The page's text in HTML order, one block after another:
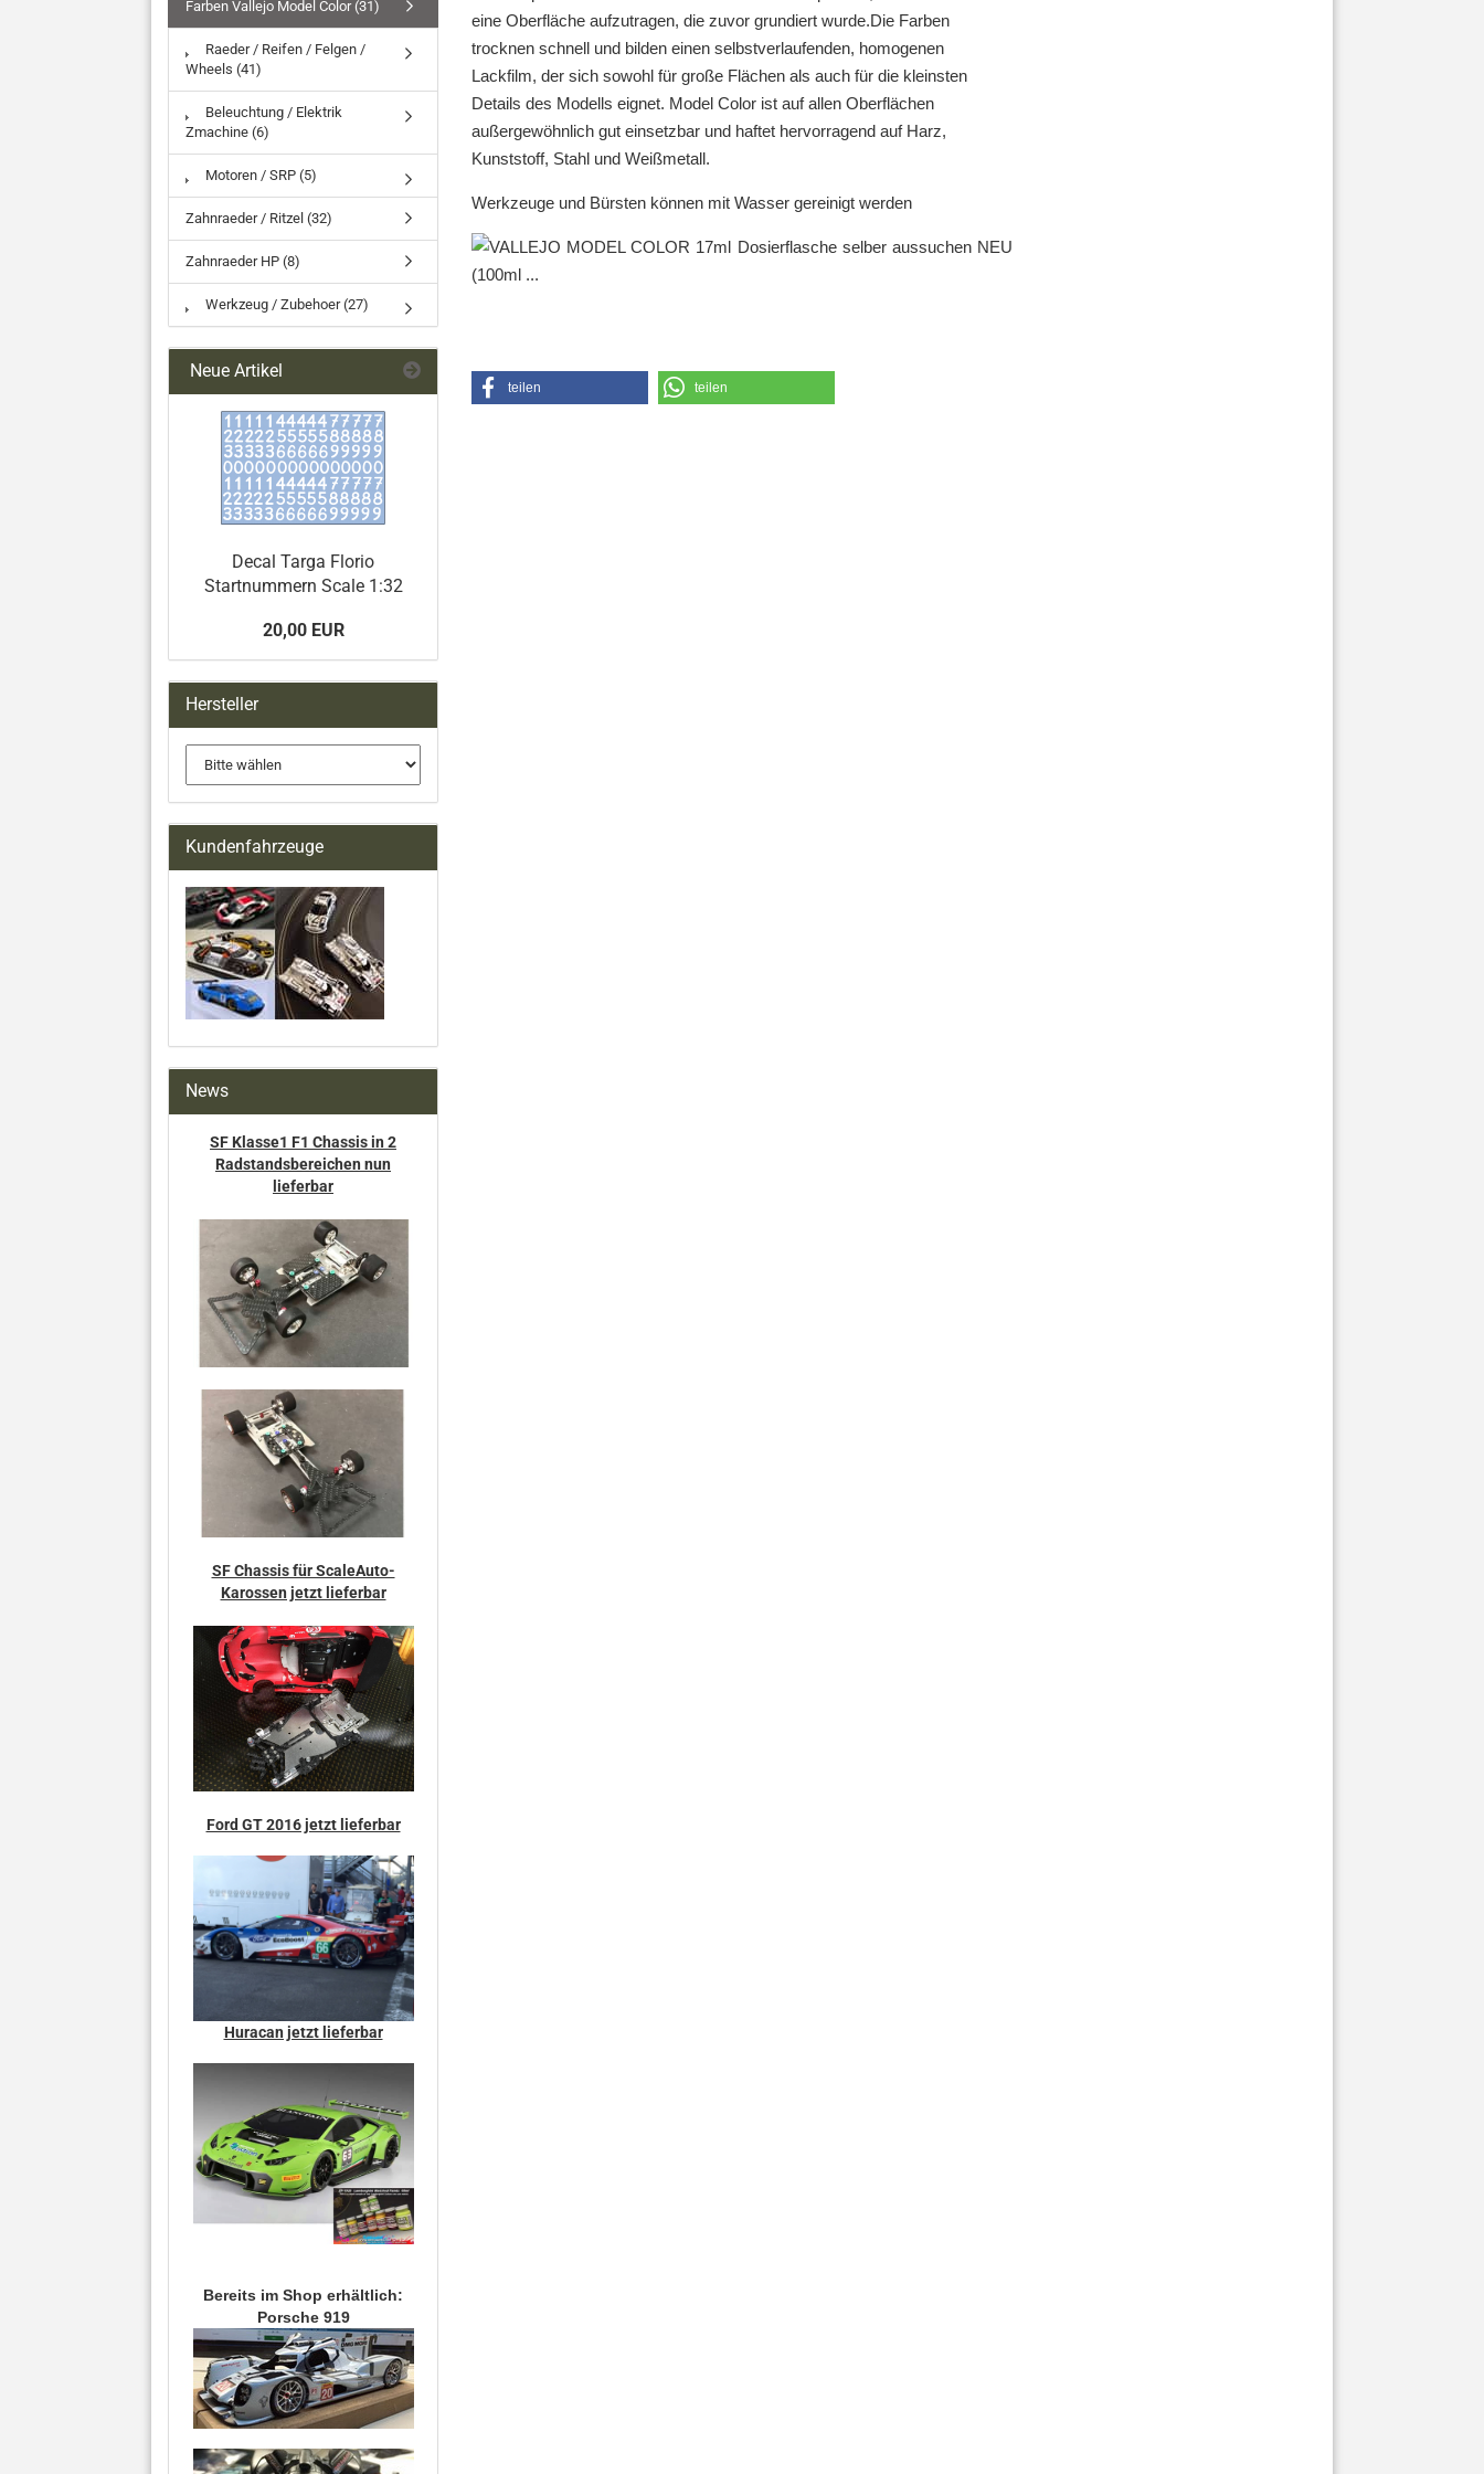
eine Oberfläche aufzutragen, die zuvor grundiert wurde.Die Farben
trocknen schnell und bilden einen selbstverlaufenden, homogenen
Lackfilm, der sich sowohl für große Flächen als auch für die kleinsten
Details des Modells eignet. Model Color ist auf allen Oberflächen
außergewöhnlich gut einsetzbar und haftet hervorragend auf Harz,
Kunststoff, Stahl und Weißmetall.
Werkzeuge und Bürsten können mit Wasser gereinigt werden
teilen teilen
Farben Vallejo Model Color (31)
Raeder / Reifen / Felgen /
Wheels (41)
Beleuchtung / Elektrik
Zmachine (6)
Motoren / SRP (5)
Zahnraeder / Ritzel (32)
Zahnraeder HP (8)
Werkzeug / Zubehoer (27)
Neue Artikel
Decal Targa Florio
Startnummern Scale 1:32
20,00 EUR
Hersteller
Kundenfahrzeuge
News
SF Klasse1 F1 Chassis in 2
Radstandsbereichen nun
lieferbar
SF Chassis für ScaleAuto-
Karossen jetzt lieferbar
Ford GT 2016 jetzt lieferbar
Huracan jetzt lieferbar
Bereits im Shop erhältlich:
Porsche 919